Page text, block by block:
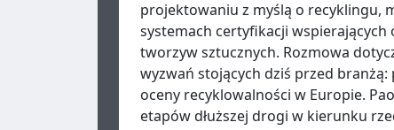
projektowaniu z myślą o recyklingu,
systemach certyfikacji
tworzyw sztucznych. Rozmowa
wyzwań stojących dziś przed
oceny recyklowalności w Europie.
etapów dłuższej drogi w kierunku